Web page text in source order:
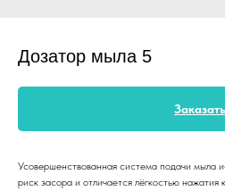
Дозатор мыла 5
Заказать
Усовершенствованная система подачи мыла
риск засора и отличается лёгкостью нажатия